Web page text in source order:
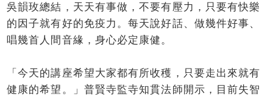
吳韻玫總結，天天有事做，不要有壓力，只要有快樂
的因子就有好的免疫力。每天說好話、做幾件好事、
唱幾首人間音緣，身心必定康健。
「今天的講座希望大家都有所收穫，只要走出來就有
健康的希望。」普賢寺監寺知貫法師開示，目前失智